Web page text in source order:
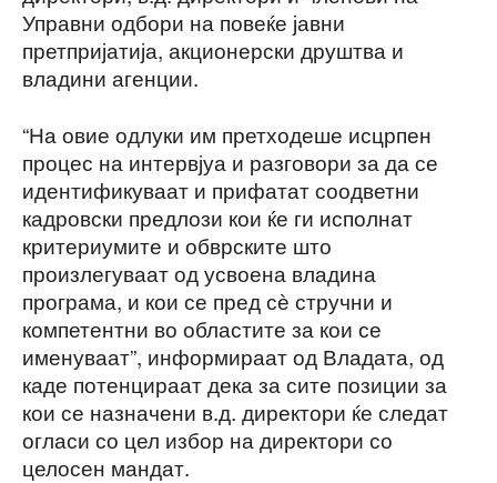
Управни одбори на повеќе јавни
претпријатија, акционерски друштва и
владини агенции.
“На овие одлуки им претходеше исцрпен
процес на интервјуа и разговори за да се
идентификуваат и прифатат соодветни
кадровски предлози кои ќе ги исполнат
критериумите и обврските што
произлегуваат од усвоена владина
програма, и кои се пред сѐ стручни и
компетентни во областите за кои се
именуваат”, информираат од Владата, од
каде потенцираат дека за сите позиции за
кои се назначени в.д. директори ќе следат
огласи со цел избор на директори со
целосен мандат.